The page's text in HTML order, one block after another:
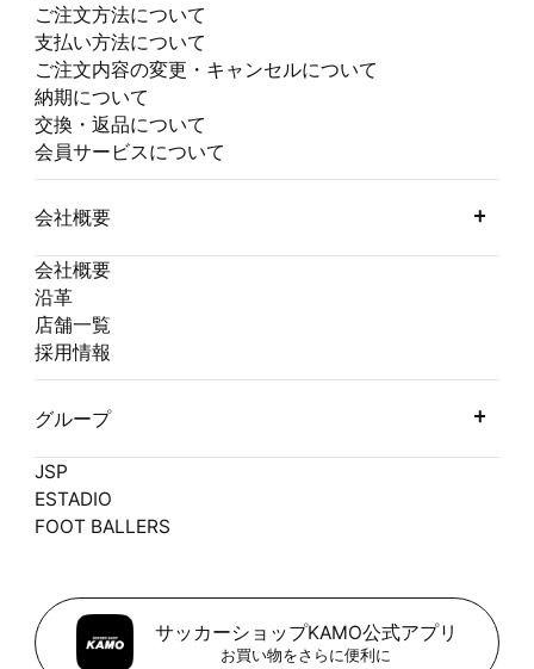
ご注文方法について
支払い方法について
ご注文内容の変更・キャンセルについて
納期について
交換・返品について
会員サービスについて
会社概要
会社概要
沿革
店舗一覧
採用情報
グループ
JSP
ESTADIO
FOOT BALLERS
サッカーショップKAMO公式アプリ
お買い物をさらに便利に